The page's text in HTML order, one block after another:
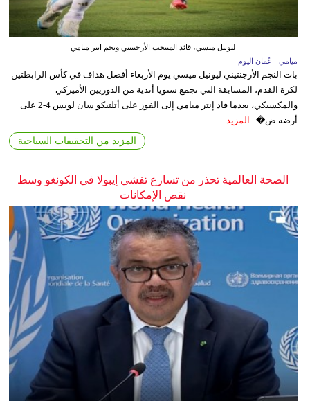
ليونيل ميسي، قائد المنتخب الأرجنتيني ونجم انتر ميامي
ميامي - عُمان اليوم
بات النجم الأرجنتيني ليونيل ميسي يوم الأربعاء أفضل هداف في كأس الرابطتين
لكرة القدم، المسابقة التي تجمع سنويا أندية من الدوريين الأميركي
والمكسيكي، بعدما قاد إنتر ميامي إلى الفوز على أتلتيكو سان لويس 4-2 على
أرضه ض�...
المزيد
المزيد من التحقيقات السياحية
الصحة العالمية تحذر من تسارع تفشي إيبولا في الكونغو وسط
نقص الإمكانات